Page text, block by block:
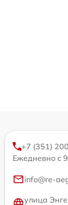
+7 (351)
Ежедневно с
info@re-
улица